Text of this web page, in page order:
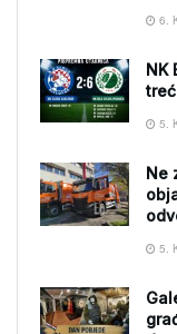
6.
NK
5.
Ne
5.